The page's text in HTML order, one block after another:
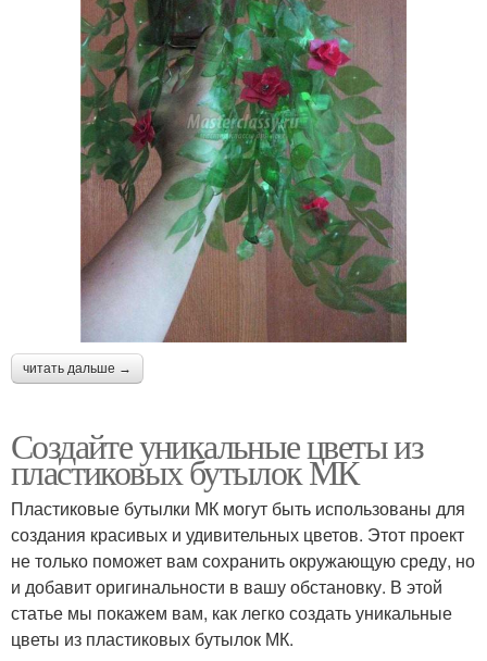
читать дальше →
Создайте уникальные цветы из
пластиковых бутылок МК
Пластиковые бутылки МК могут быть использованы для
создания красивых и удивительных цветов. Этот проект
не только поможет вам сохранить окружающую среду, но
и добавит оригинальности в вашу обстановку. В этой
статье мы покажем вам, как легко создать уникальные
цветы из пластиковых бутылок МК.